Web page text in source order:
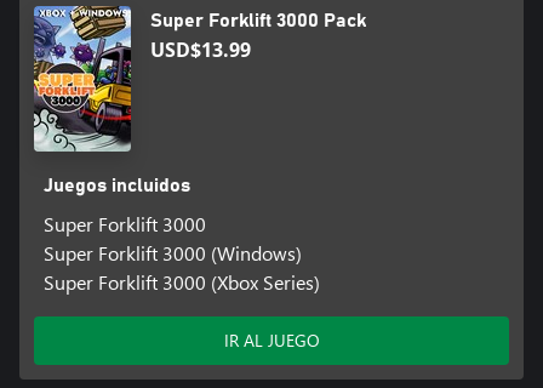
Super Forklift 3000 Pack
USD$13.99
Juegos incluidos
Super Forklift 3000
Super Forklift 3000 (Windows)
Super Forklift 3000 (Xbox Series)
IR AL JUEGO